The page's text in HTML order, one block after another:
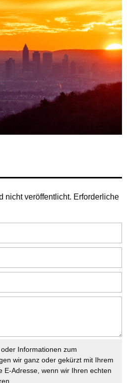
nicht veröffentlicht. Erforderliche
Informationen zum
wir ganz oder gekürzt mit Ihrem
E-Adresse, wenn wir Ihren echten